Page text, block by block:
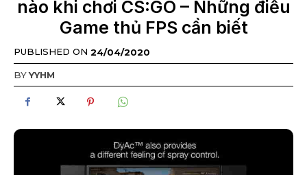
nào khi chơi CS:GO – Những điều
Game thủ FPS cần biết
PUBLISHED ON 24/04/2020
BYYYHM